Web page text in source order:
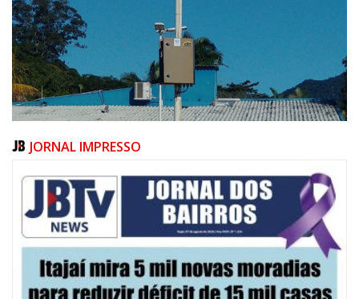
07/08/2026 | 10:15
Defesa Civil de Itajaí e Univali ampliam monitoramento das marés com
novo marégrafo
NAVEGANTES
JORNAL IMPRESSO